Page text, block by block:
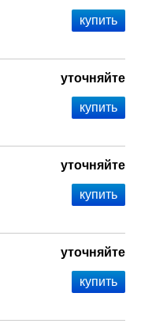
уточняйте
уточняйте
уточняйте